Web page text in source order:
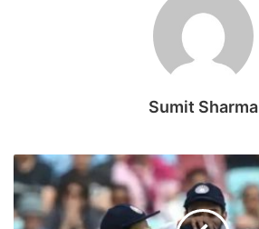
Sumit Sharma